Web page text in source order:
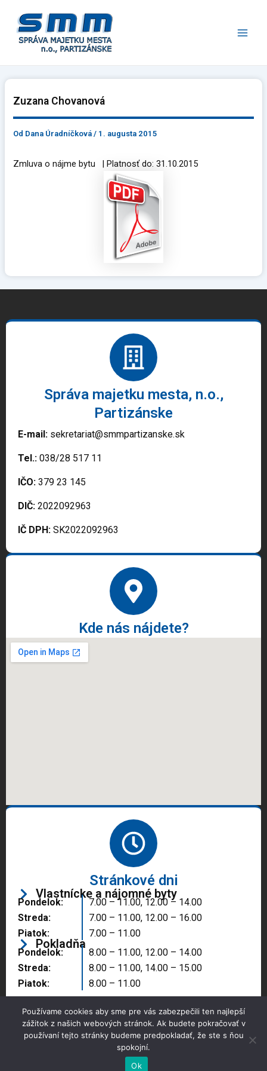
obsah
Zuzana Chovanová
Od Dana Úradníčková/ 1. augusta 2015
Zmluva o nájme bytu | Platnosť do: 31.10.2015
Správa majetku mesta, n.o.,
Partizánske
E-mail: sekretariat@smmpartizanske.sk
Tel.: 038/28 517 11
IČO: 379 23 145
DIČ: 2022092963
IČ DPH: SK2022092963
Kde nás nájdete?
Stránkové dni
Vlastnícke a nájomné byty
Pondelok:
Streda:
Piatok:
7.00 – 11.00, 12.00 – 14.00
7.00 – 11.00, 12.00 – 16.00
7.00 – 11.00
Pokladňa
Pondelok:
Streda:
Piatok:
8.00 – 11.00, 12.00 – 14.00
8.00 – 11.00, 14.00 – 15.00
8.00 – 11.00
Copyright © 2025 Správa majetku mesta, n.o.,
Partizánske
Používame cookies aby sme pre vás zabezpečili ten najlepší
zážitok z našich webových stránok. Ak budete pokračovať v
používaní tejto stránky budeme predpokladať, že ste s ňou
spokojní.
Ok